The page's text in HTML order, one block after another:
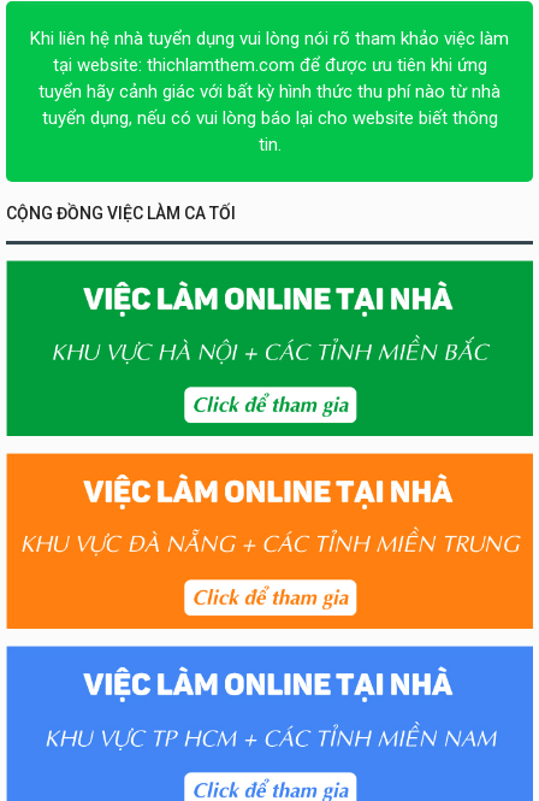
Khi liên hệ nhà tuyển dụng vui lòng nói rõ tham khảo việc làm
tại website: thichlamthem.com để được ưu tiên khi ứng
tuyển hãy cảnh giác với bất kỳ hình thức thu phí nào từ nhà
tuyển dụng, nếu có vui lòng báo lại cho website biết thông
tin.
CỘNG ĐỒNG VIỆC LÀM CA TỐI